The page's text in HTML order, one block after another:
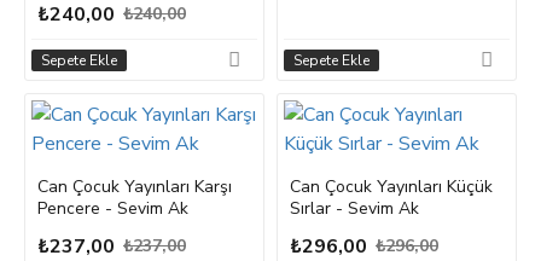
₺240,00 ₺240,00
Sepete Ekle Sepete Ekle
Can Çocuk Yayınları Karşı
Pencere - Sevim Ak
₺237,00 ₺237,00
Can Çocuk Yayınları Küçük
Sırlar - Sevim Ak
₺296,00 ₺296,00